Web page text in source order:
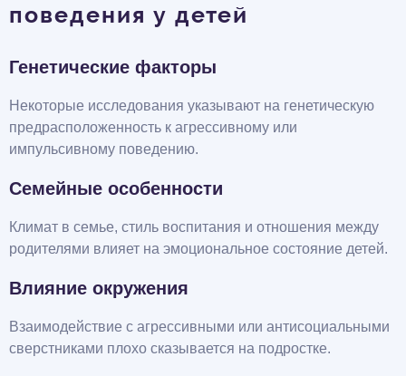
поведения у детей
Генетические факторы
Некоторые исследования указывают на генетическую
предрасположенность к агрессивному или
импульсивному поведению.
Семейные особенности
Климат в семье, стиль воспитания и отношения между
родителями влияет на эмоциональное состояние детей.
Влияние окружения
Взаимодействие с агрессивными или антисоциальными
сверстниками плохо сказывается на подростке.